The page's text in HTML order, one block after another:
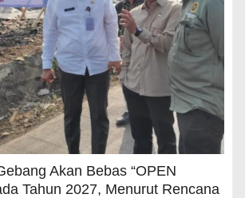
Akan Bebas “OPEN
Tahun 2027, Menurut Rencana